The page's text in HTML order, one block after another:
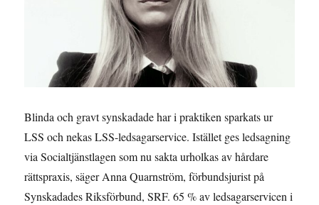
Blinda och gravt synskadade har i praktiken sparkats ur
LSS och nekas LSS-ledsagarservice. Istället ges ledsagning
via Socialtjänstlagen som nu sakta urholkas av hårdare
rättspraxis, säger Anna Quarnström, förbundsjurist på
Synskadades Riksförbund, SRF. 65 % av ledsagarservicen i